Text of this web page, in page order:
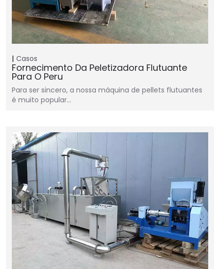
Casos
Fornecimento Da Peletizadora Flutuante
Para O Peru
Para ser sincero, a nossa máquina de pellets flutuantes
é muito popular…